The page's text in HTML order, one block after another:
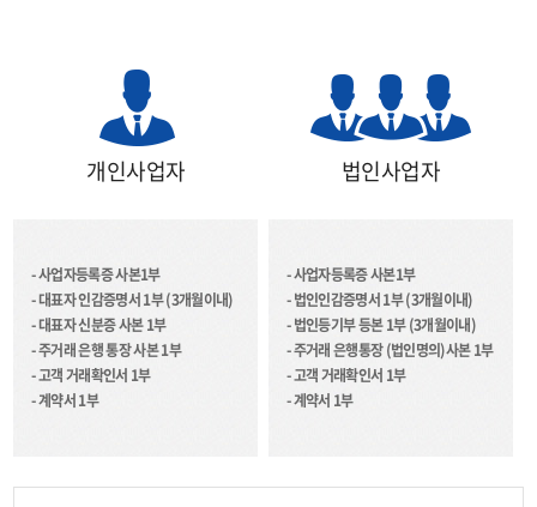
개인사업자
- 사업자등록증 사본1부
- 대표자 인감증명서 1부 (3개월이내)
- 대표자 신분증 사본 1부
- 주거래 은행 통장 사본 1부
- 고객 거래확인서 1부
- 계약서 1부
법인사업자
- 사업자등록증 사본1부
- 법인인감증명서 1부 (3개월이내)
- 법인등기부 등본 1부 (3개월이내)
- 주거래 은행통장 (법인명의)사본 1부
- 고객 거래확인서 1부
- 계약서 1부